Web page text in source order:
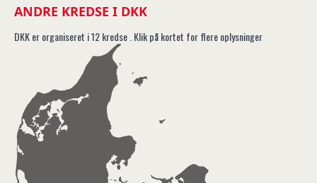
ANDRE KREDSE I DKK
DKK er organiseret i 12 kredse . Klik på kortet for flere oplysninger